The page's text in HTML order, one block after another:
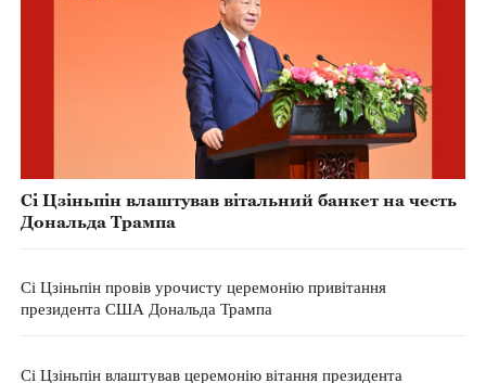
Сі Цзіньпін влаштував вітальний банкет на честь
Дональда Трампа
Сі Цзіньпін провів урочисту церемонію привітання
президента США Дональда Трампа
Сі Цзіньпін влаштував церемонію вітання президента